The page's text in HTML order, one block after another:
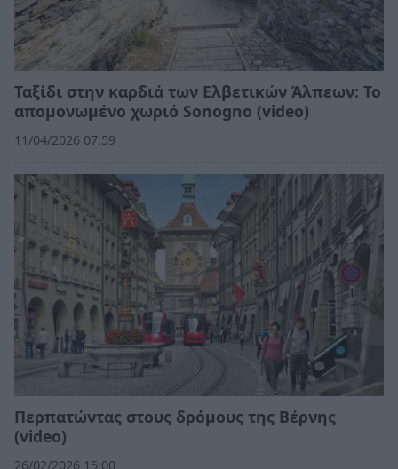
Ταξίδι στην καρδιά των Ελβετικών Άλπεων: Το
απομονωμένο χωριό Sonogno (video)
11/04/2026 07:59
Περπατώντας στους δρόμους της Βέρνης
(video)
26/02/2026 15:00